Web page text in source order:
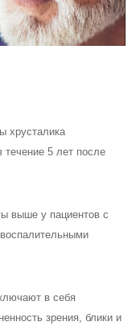
хрусталика
течение 5 лет после
выше у пациентов с
в себя
зрения, блики и